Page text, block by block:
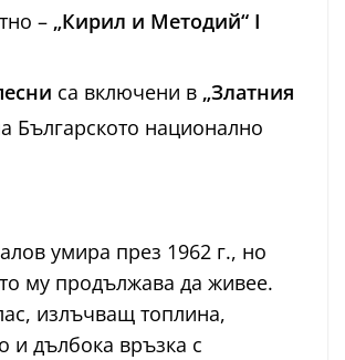
– „Кирил и Методий“ I
са включени в „Златния
Българското национално
умира през 1962 г., но
му продължава да живее.
излъчващ топлина,
и дълбока връзка с